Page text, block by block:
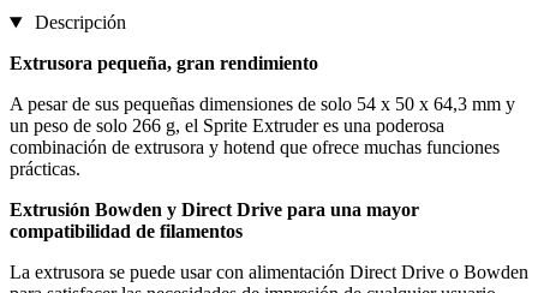
Descripción
Extrusora pequeña, gran rendimiento
A pesar de sus pequeñas dimensiones de solo 54 x 50 x 64,3 mm y
un peso de solo 266 g, el Sprite Extruder es una poderosa
combinación de extrusora y hotend que ofrece muchas funciones
prácticas.
Extrusión Bowden y Direct Drive para una mayor
compatibilidad de filamentos
La extrusora se puede usar con alimentación Direct Drive o Bowden